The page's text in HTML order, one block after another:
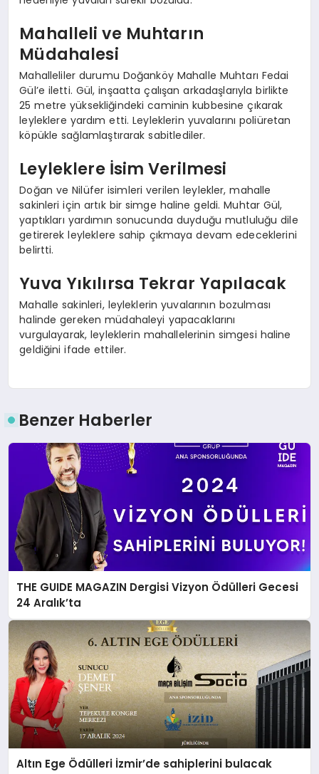
Mahalleli ve Muhtarın
Müdahalesi
Mahalleliler durumu Doğanköy Mahalle Muhtarı Fedai
Gül’e iletti. Gül, inşaatta çalışan arkadaşlarıyla birlikte
25 metre yüksekliğindeki caminin kubbesine çıkarak
leyleklere yardım etti. Leyleklerin yuvalarını poliüretan
köpükle sağlamlaştırarak sabitlediler.
Leyleklere İsim Verilmesi
Doğan ve Nilüfer isimleri verilen leylekler, mahalle
sakinleri için artık bir simge haline geldi. Muhtar Gül,
yaptıkları yardımın sonucunda duyduğu mutluluğu dile
getirerek leyleklere sahip çıkmaya devam edeceklerini
belirtti.
Yuva Yıkılırsa Tekrar Yapılacak
Mahalle sakinleri, leyleklerin yuvalarının bozulması
halinde gereken müdahaleyi yapacaklarını
vurgulayarak, leyleklerin mahallelerinin simgesi haline
geldiğini ifade ettiler.
Benzer Haberler
THE GUIDE MAGAZIN Dergisi Vizyon Ödülleri Gecesi
24 Aralık’ta
Altın Ege Ödülleri İzmir’de sahiplerini bulacak